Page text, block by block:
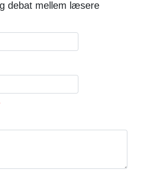
debat mellem læsere